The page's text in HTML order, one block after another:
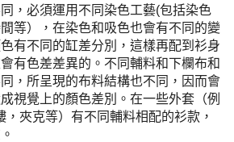
，必須運用不同染色工藝(包括染色
等），在染色和吸色也會有不同的變
有不同的缸差分別，這樣再配到衫身
有色差差異的。不同輔料和下欄布和
，所呈現的布料結構也不同，因而會
視覺上的顏色差別。在一些外套（例
夾克等）有不同輔料相配的衫款，